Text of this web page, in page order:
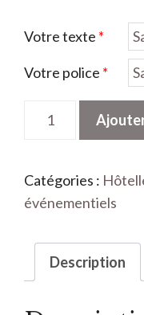
Votre texte *
Votre police *
quantité
de
visite
gravure
recto-
Catégories :
événementiels
Description